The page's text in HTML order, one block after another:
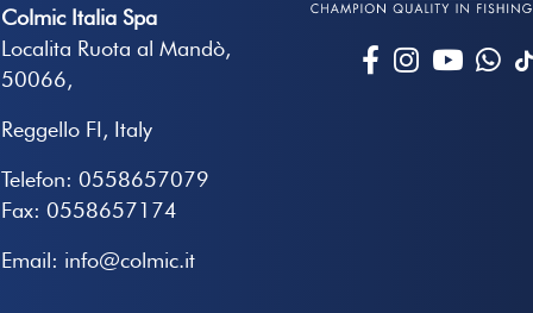
Colmic Italia Spa
Localita Ruota al Mandò,
50066,
Reggello FI, Italy
Telefon: 0558657079
Fax: 0558657174
Email: info@colmic.it